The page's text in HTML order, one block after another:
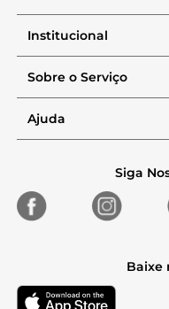
Institucional
Sobre o Serviço
Ajuda
Siga
Baixe